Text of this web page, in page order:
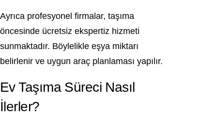
Ayrıca profesyonel firmalar, taşıma
öncesinde ücretsiz ekspertiz hizmeti
sunmaktadır. Böylelikle eşya miktarı
belirlenir ve uygun araç planlaması yapılır.
Ev Taşıma Süreci Nasıl
İlerler?